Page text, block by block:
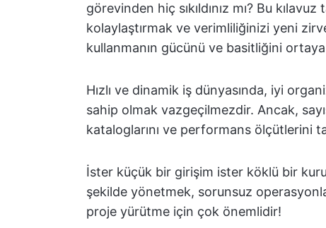
görevinden hiç sıkıldınız mı? Bu
kolaylaştırmak ve verimliliğinizi yeni
kullanmanın gücünü ve basitliğini ortaya
Hızlı ve dinamik iş dünyasında, iyi
sahip olmak vazgeçilmezdir. Ancak,
kataloglarını ve performans ölçütlerini
İster küçük bir girişim ister köklü bir
şekilde yönetmek, sorunsuz
proje yürütme için çok önemlidir!